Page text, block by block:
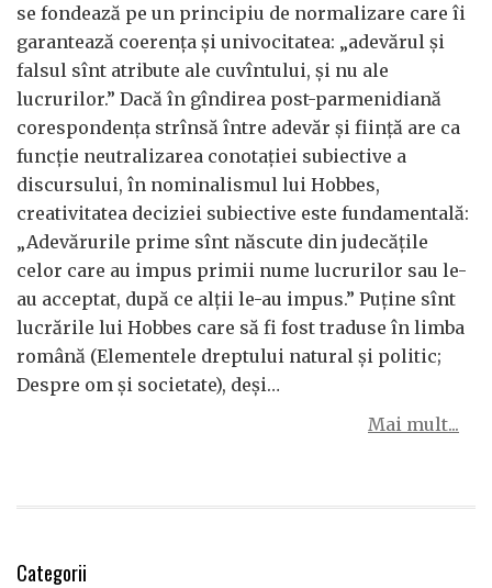
se fondează pe un principiu de normalizare care îi
garantează coerența și univocitatea: „adevărul și
falsul sînt atribute ale cuvîntului, și nu ale
lucrurilor.” Dacă în gîndirea post-parmenidiană
corespondența strînsă între adevăr și ființă are ca
funcție neutralizarea conotației subiective a
discursului, în nominalismul lui Hobbes,
creativitatea deciziei subiective este fundamentală:
„Adevărurile prime sînt născute din judecățile
celor care au impus primii nume lucrurilor sau le-
au acceptat, după ce alții le-au impus.” Puține sînt
lucrările lui Hobbes care să fi fost traduse în limba
română (Elementele dreptului natural și politic;
Despre om și societate), deși…
Mai mult...
Categorii